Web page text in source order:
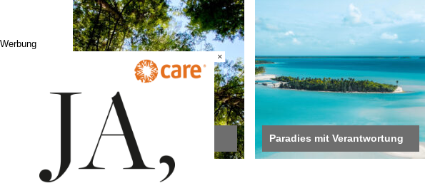
Cool bleiben! Paradies mit Verantwortung
Werbung
×